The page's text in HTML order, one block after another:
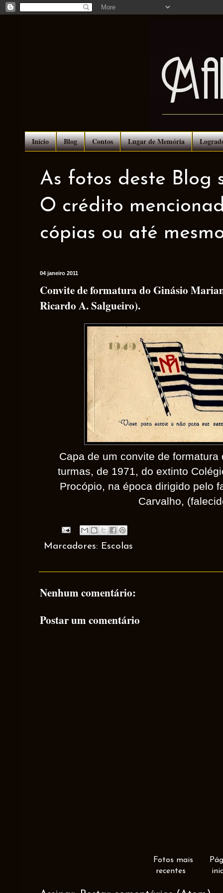
Início Blog Contos Lugar de Memória
As fotos deste Blog
O crédito
cópias ou até
04 janeiro 2011
Convite de formatura do Ginásio
Ricardo A. Salgueiro).
Capa de um convite de
turmas, de 1971, do extinto
Procópio, na época dirigido pelo
Carvalho,
Marcadores: Escolas
Nenhum comentário:
Postar um comentário
Fotos mais
recentes